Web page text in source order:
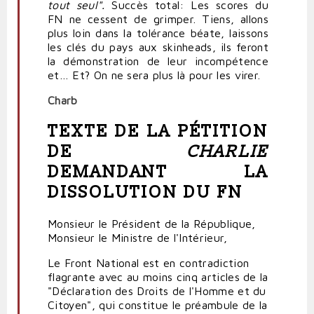
tout seul". Succès total: Les scores du
FN ne cessent de grimper. Tiens, allons
plus loin dans la tolérance béate, laissons
les clés du pays aux skinheads, ils feront
la démonstration de leur incompétence
et… Et? On ne sera plus là pour les virer.
Charb
TEXTE DE LA PÉTITION
DE CHARLIE
DEMANDANT LA
DISSOLUTION DU FN
Monsieur le Président de la République,
Monsieur le Ministre de l'Intérieur,
Le Front National est en contradiction
flagrante avec au moins cinq articles de la
"Déclaration des Droits de l'Homme et du
Citoyen", qui constitue le préambule de la